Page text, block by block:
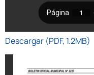
Descargar (PDF, 1.2MB)